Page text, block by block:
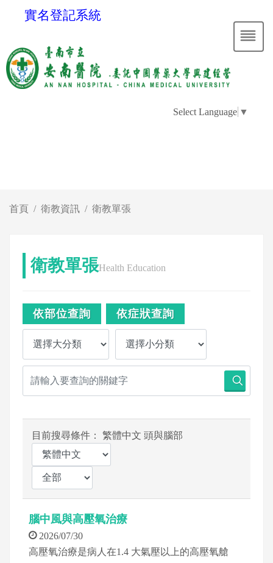
實名登記系統
Select Language ▼
首頁 衛教資訊 衛教單張
衛教單張Health Education
依部位查詢 依症狀查詢
目前搜尋條件： 繁體中文 頭與腦部
腦中風與高壓氧治療
2026/07/30
高壓氧治療是病人在1.4 大氣壓以上的高壓氧艙